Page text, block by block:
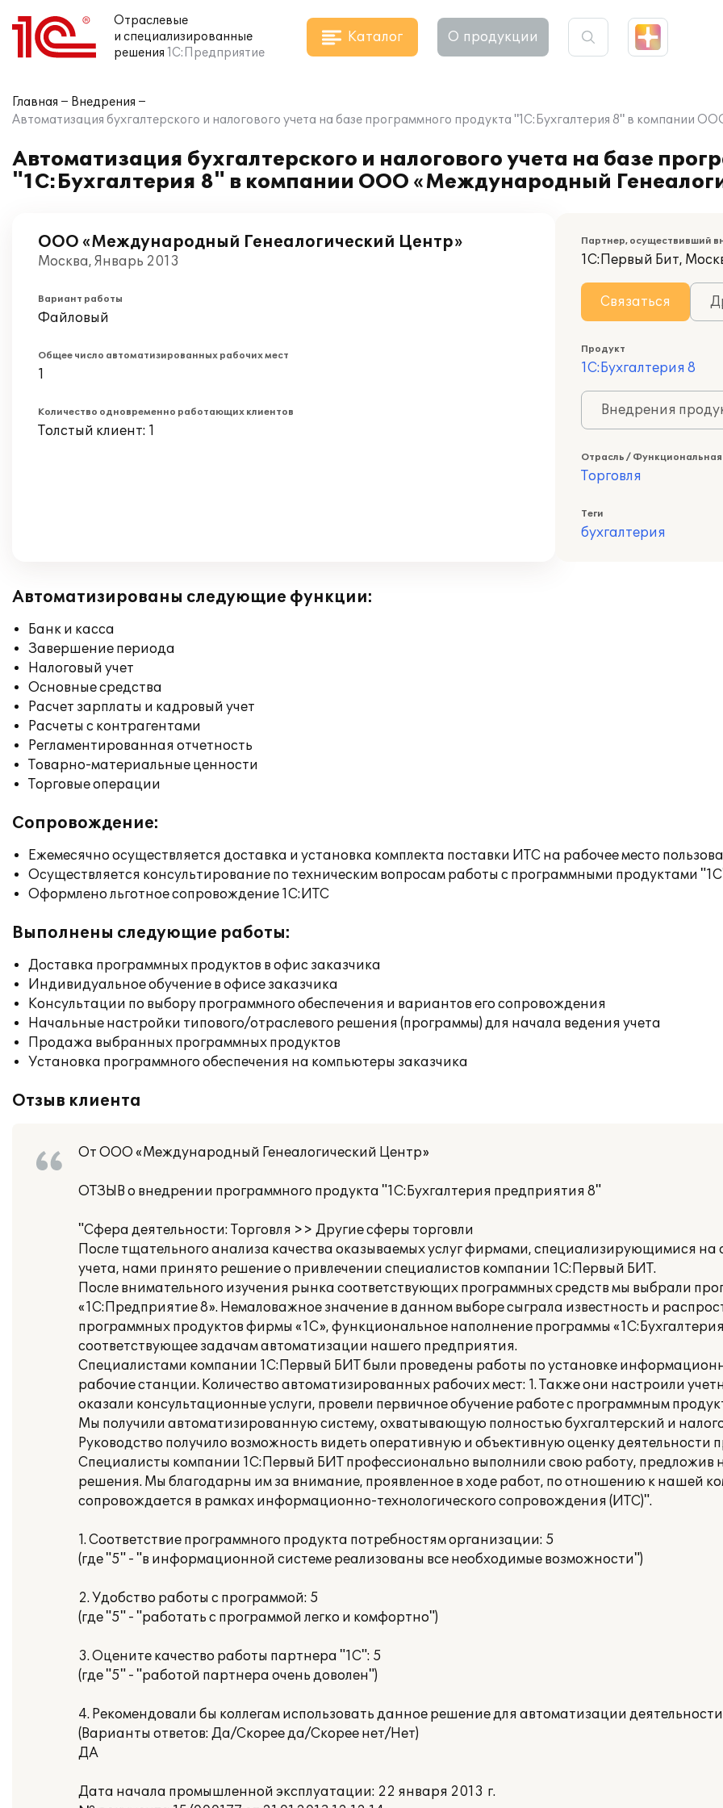
Отраслевые
и специализированные
решения 1С:Предприятие
Каталог О продукции
Главная
Внедрения
Автоматизация бухгалтерского и налогового учета на базе программного продукта "1С:Бухгалтерия 8" в компании
Автоматизация бухгалтерского и налогового учета на базе
"1С:Бухгалтерия 8" в компании ООО «Международный
ООО «Международный Генеалогический Центр»
Москва, Январь 2013
Вариант работы
Файловый
Общее число автоматизированных рабочих мест
1
Количество одновременно работающих клиентов
Толстый клиент: 1
Партнер, осуществивший
1С:Первый Бит,
Связаться
Продукт
1С:Бухгалтерия 8
Внедрения
Отрасль / Функциональная
Торговля
Теги
бухгалтерия
Автоматизированы следующие функции:
Банк и касса
Завершение периода
Налоговый учет
Основные средства
Расчет зарплаты и кадровый учет
Расчеты с контрагентами
Регламентированная отчетность
Товарно-материальные ценности
Торговые операции
Сопровождение:
Ежемесячно осуществляется доставка и установка комплекта поставки ИТС на рабочее место
Осуществляется консультирование по техническим вопросам работы с программными продуктами
Оформлено льготное сопровождение 1С:ИТС
Выполнены следующие работы:
Доставка программных продуктов в офис заказчика
Индивидуальное обучение в офисе заказчика
Консультации по выбору программного обеспечения и вариантов его сопровождения
Начальные настройки типового/отраслевого решения (программы) для начала ведения учета
Продажа выбранных программных продуктов
Установка программного обеспечения на компьютеры заказчика
Отзыв клиента
От ООО «Международный Генеалогический Центр»
ОТЗЫВ о внедрении программного продукта "1С:Бухгалтерия предприятия 8"
"Сфера деятельности: Торговля >> Другие сферы торговли
После тщательного анализа качества оказываемых услуг фирмами, специализирующимися на
учета, нами принято решение о привлечении специалистов компании 1С:Первый БИТ.
После внимательного изучения рынка соответствующих программных средств мы выбрали
«1С:Предприятие 8». Немаловажное значение в данном выборе сыграла известность и
программных продуктов фирмы «1С», функциональное наполнение программы
соответствующее задачам автоматизации нашего предприятия.
Специалистами компании 1С:Первый БИТ были проведены работы по установке
рабочие станции. Количество автоматизированных рабочих мест: 1. Также они настроили
оказали консультационные услуги, провели первичное обучение работе с программным
Мы получили автоматизированную систему, охватывающую полностью бухгалтерский и
Руководство получило возможность видеть оперативную и объективную оценку деятельности
Специалисты компании 1С:Первый БИТ профессионально выполнили свою работу, предложив
решения. Мы благодарны им за внимание, проявленное в ходе работ, по отношению к нашей
сопровождается в рамках информационно-технологического сопровождения (ИТС)".
1. Соответствие программного продукта потребностям организации: 5
(где "5" - "в информационной системе реализованы все необходимые возможности")
2. Удобство работы с программой: 5
(где "5" - "работать с программой легко и комфортно")
3. Оцените качество работы партнера "1С": 5
(где "5" - "работой партнера очень доволен")
4. Рекомендовали бы коллегам использовать данное решение для автоматизации
(Варианты ответов: Да/Скорее да/Скорее нет/Нет)
ДА
Дата начала промышленной эксплуатации: 22 января 2013 г.